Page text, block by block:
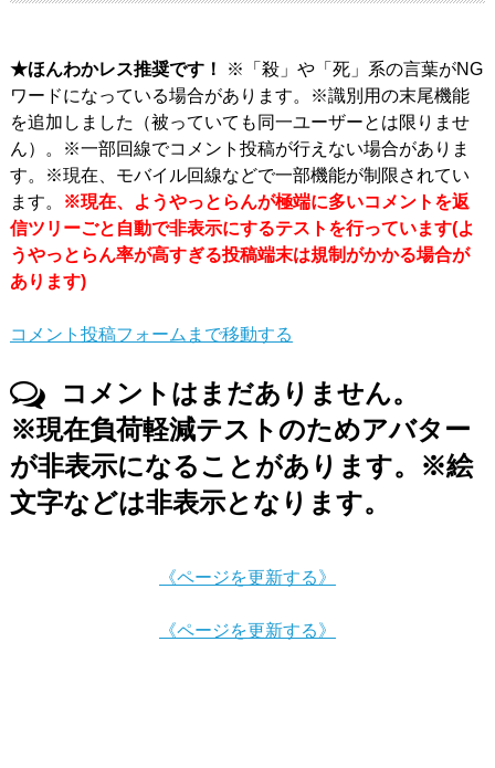
★ほんわかレス推奨です！
※「殺」や「死」系の言葉がNG
ワードになっている場合があります。※識別用の末尾機能
を追加しました（被っていても同一ユーザーとは限りませ
ん）。※一部回線でコメント投稿が行えない場合がありま
す。※現在、モバイル回線などで一部機能が制限されてい
ます。
※現在、ようやっとらんが極端に多いコメントを返
信ツリーごと自動で非表示にするテストを行っています(よ
うやっとらん率が高すぎる投稿端末は規制がかかる場合が
あります)
コメント投稿フォームまで移動する
コメントはまだありません。
※現在負荷軽減テストのためアバター
が非表示になることがあります。※絵
文字などは非表示となります。
《ページを更新する》
《ページを更新する》